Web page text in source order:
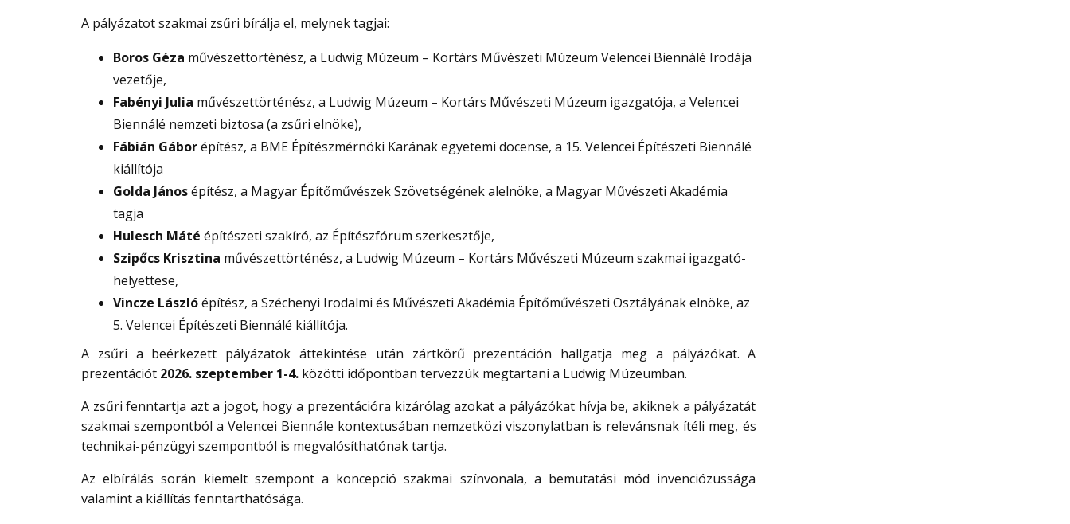
A pályázatot szakmai zsűri bírálja el, melynek tagjai:
Boros Géza művészettörténész, a Ludwig Múzeum – Kortárs Művészeti Múzeum Velencei Biennálé Irodája
vezetője,
Fabényi Julia művészettörténész, a Ludwig Múzeum – Kortárs Művészeti Múzeum igazgatója, a Velencei
Biennálé nemzeti biztosa (a zsűri elnöke),
Fábián Gáborépítész, a BME Építészmérnöki Karának egyetemi docense, a 15. Velencei Építészeti Biennálé
kiállítója
Golda Jánosépítész, a Magyar Építőművészek Szövetségének alelnöke, a Magyar Művészeti Akadémia
tagja
Hulesch Máté építészeti szakíró, az Építészfórum szerkesztője,
Szipőcs Krisztina művészettörténész, a Ludwig Múzeum – Kortárs Művészeti Múzeum szakmai igazgató-
helyettese,
Vincze Lászlóépítész, a Széchenyi Irodalmi és Művészeti Akadémia Építőművészeti Osztályának elnöke, az
5. Velencei Építészeti Biennálé kiállítója.
A zsűri a beérkezett pályázatok áttekintése után zártkörű prezentáción hallgatja meg a pályázókat. A
prezentációt 2026. szeptember 1-4. közötti időpontban tervezzük megtartani a Ludwig Múzeumban.
A zsűri fenntartja azt a jogot, hogy a prezentációra kizárólag azokat a pályázókat hívja be, akiknek a pályázatát
szakmai szempontból a Velencei Biennále kontextusában nemzetközi viszonylatban is relevánsnak ítéli meg, és
technikai-pénzügyi szempontból is megvalósíthatónak tartja.
Az elbírálás során kiemelt szempont a koncepció szakmai színvonala, a bemutatási mód invenciózussága
valamint a kiállítás fenntarthatósága.